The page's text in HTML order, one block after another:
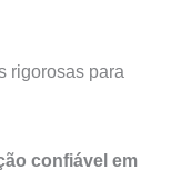
rigorosas para
confiável em